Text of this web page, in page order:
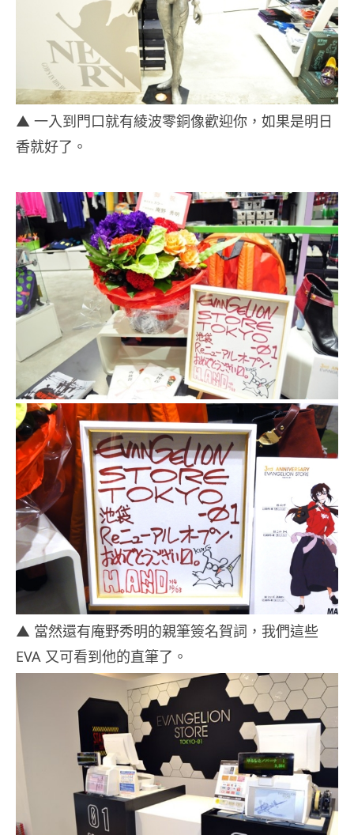
▲ 一入到門口就有綾波零銅像歡迎你，如果是明日
香就好了。
▲ 當然還有庵野秀明的親筆簽名賀詞，我們這些
EVA 又可看到他的直筆了。